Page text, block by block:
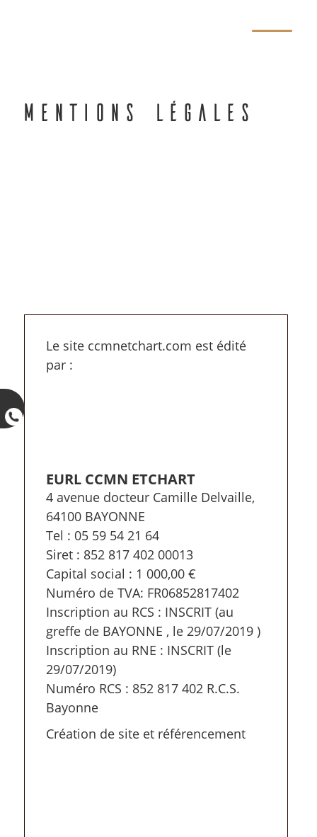
MENTIONS LÉGALES
Le site ccmnetchart.com est édité
par :
EURL CCMN ETCHART
4 avenue docteur Camille Delvaille,
64100 BAYONNE
Tel : 05 59 54 21 64
Siret : 852 817 402 00013
Capital social : 1 000,00 €
Numéro de TVA: FR06852817402
Inscription au RCS : INSCRIT (au
greffe de BAYONNE , le 29/07/2019 )
Inscription au RNE : INSCRIT (le
29/07/2019)
Numéro RCS : 852 817 402 R.C.S.
Bayonne
Création de site et référencement